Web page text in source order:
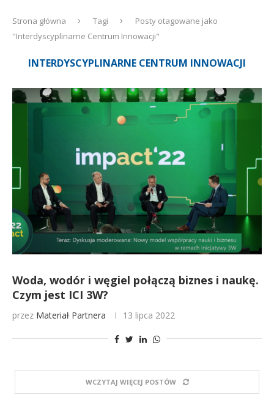
Strona główna Tagi
Posty otagowane jako
"Interdyscyplinarne Centrum Innowacji"
INTERDYSCYPLINARNE CENTRUM INNOWACJI
Woda, wodór i węgiel połączą biznes i naukę.
Czym jest ICI 3W?
przez Materiał Partnera 13 lipca 2022
WCZYTAJ WIĘCEJ POSTÓW